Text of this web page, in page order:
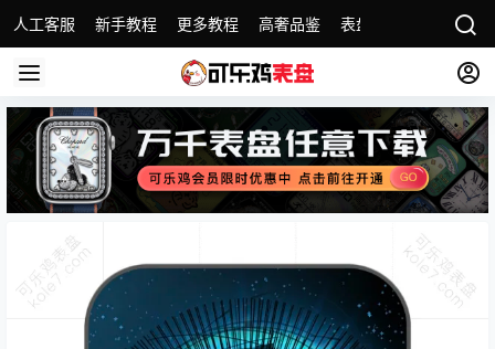
人工客服 新手教程 更多教程 高奢品鉴 表盘精选 名表故事